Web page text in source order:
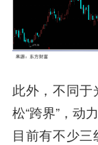
此外，不同
松“跨界”，动
目前有不少